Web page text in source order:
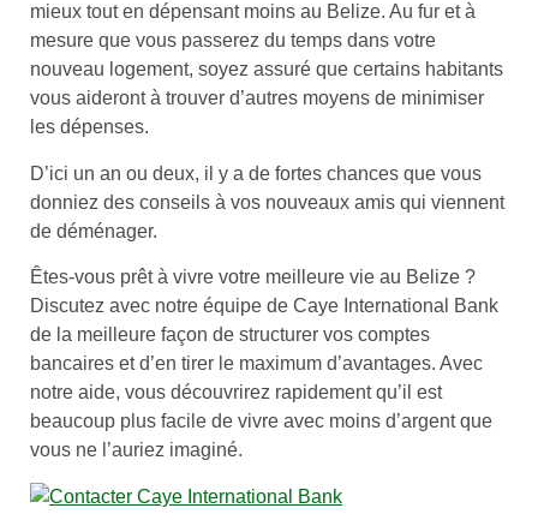
mieux tout en dépensant moins au Belize. Au fur et à
mesure que vous passerez du temps dans votre
nouveau logement, soyez assuré que certains habitants
vous aideront à trouver d’autres moyens de minimiser
les dépenses.
D’ici un an ou deux, il y a de fortes chances que vous
donniez des conseils à vos nouveaux amis qui viennent
de déménager.
Êtes-vous prêt à vivre votre meilleure vie au Belize ?
Discutez avec notre équipe de Caye International Bank
de la meilleure façon de structurer vos comptes
bancaires et d’en tirer le maximum d’avantages. Avec
notre aide, vous découvrirez rapidement qu’il est
beaucoup plus facile de vivre avec moins d’argent que
vous ne l’auriez imaginé.